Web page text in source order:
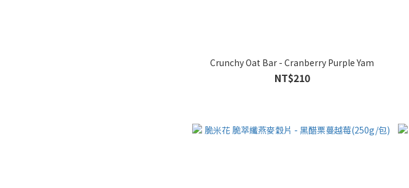
Crunchy Oat Bar - Cranberry Purple Yam
NT$210